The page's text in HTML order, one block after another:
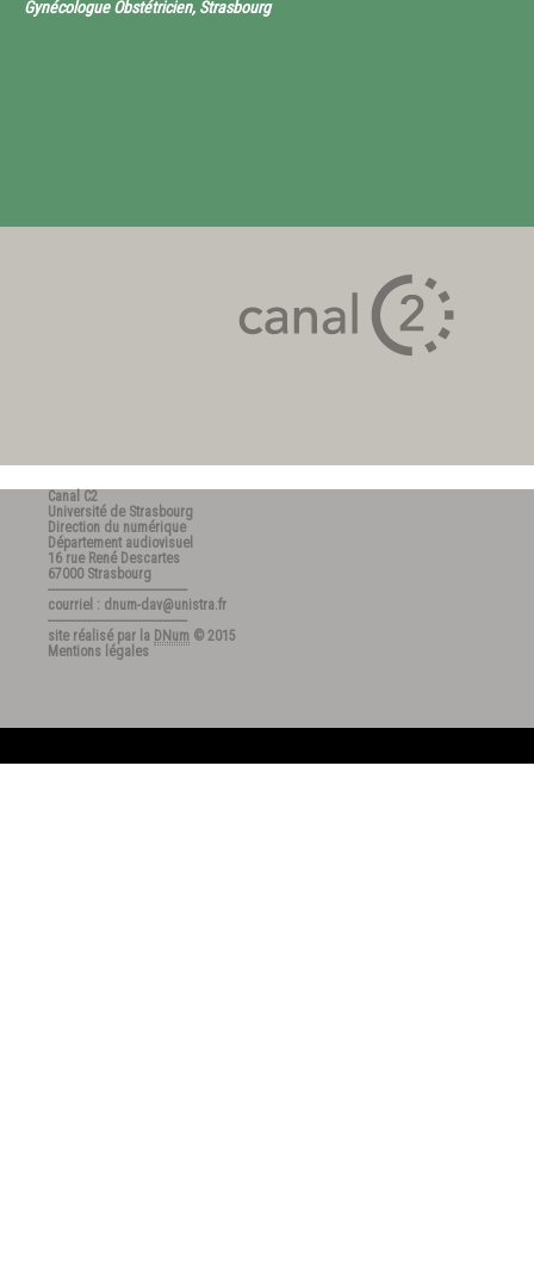
Gynécologue Obstétricien, Strasbourg
Canal C2
Université de Strasbourg
Direction du numérique
Département audiovisuel
16 rue René Descartes
67000 Strasbourg
---------------------------------------
courriel : dnum-dav@unistra.fr
---------------------------------------
site réalisé par la DNum © 2015
Mentions légales